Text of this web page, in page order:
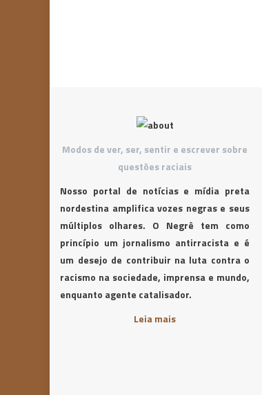
Modos de ver, ser, sentir e escrever sobre
questões raciais
Nosso portal de notícias e mídia preta
nordestina amplifica vozes negras e seus
múltiplos olhares. O Negrê tem como
princípio um jornalismo antirracista e é
um desejo de contribuir na luta contra o
racismo na sociedade, imprensa e mundo,
enquanto agente catalisador.
Leia mais